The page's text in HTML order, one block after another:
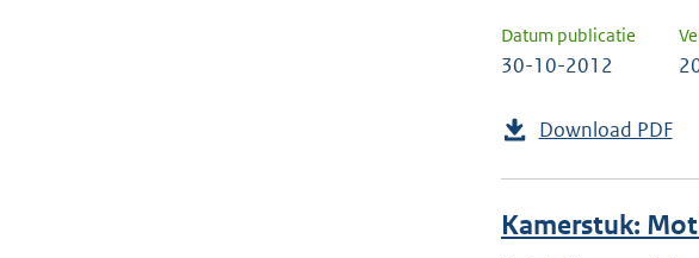
Datum publicatie
30-10-2012
Download PDF
Kamerstuk: